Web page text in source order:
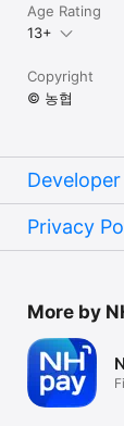
※ 선택적 접근
용할 수 있으
을 동의 하거나
Age Rating
13+
Copyright
© 농협
Privacy
More by